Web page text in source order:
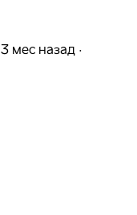
3 мес назад ·